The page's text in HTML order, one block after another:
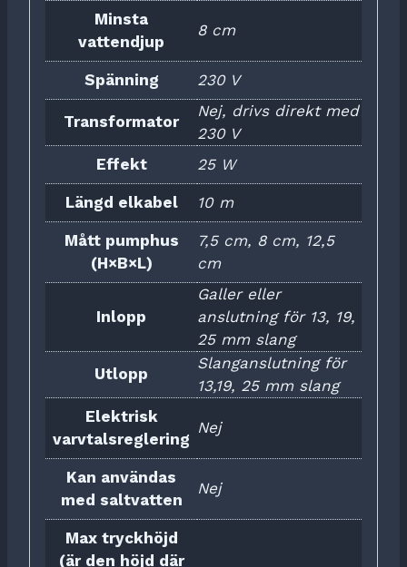
Minsta
vattendjup
8 cm
Spänning 230 V
Transformator
Nej, drivs direkt med
230 V
Effekt
25 W
Längd elkabel 10 m
Mått pumphus
(H×B×L)
7,5 cm, 8 cm, 12,5
cm
Inlopp
Galler eller
anslutning för 13, 19,
25 mm slang
Utlopp
Slanganslutning för
13,19, 25 mm slang
Elektrisk
varvtalsreglering
Nej
Kan användas
med saltvatten
Nej
Max tryckhöjd
(är den höjd där